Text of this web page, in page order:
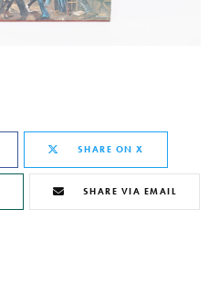
SHARE ON X
SHARE VIA EMAIL